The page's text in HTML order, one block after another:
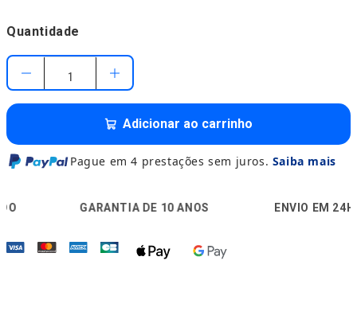
Quantidade
Adicionar ao carrinho
Pague em 4 prestações sem juros. Saiba mais
🛡️GARANTIA DE 10 ANOS 🚚 ENVIO EM 24H 🔒